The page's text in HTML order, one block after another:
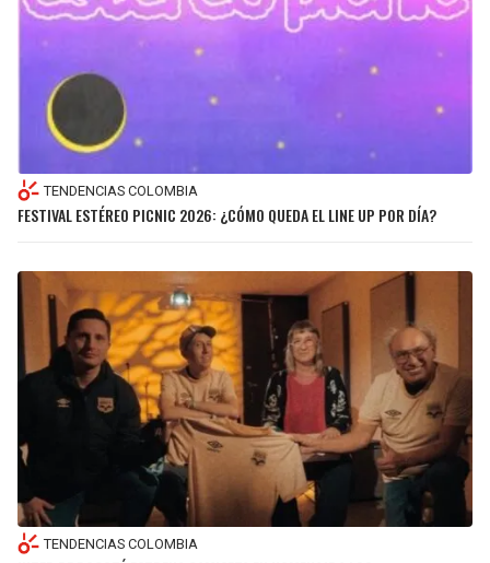
TENDENCIAS COLOMBIA
FESTIVAL ESTÉREO PICNIC 2026: ¿CÓMO QUEDA EL LINE UP POR DÍA?
TENDENCIAS COLOMBIA